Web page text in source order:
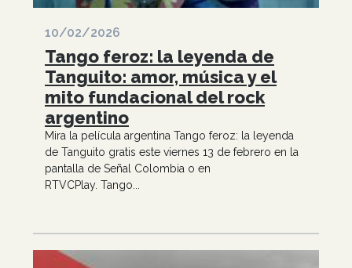
10/02/2026
Tango feroz: la leyenda de
Tanguito: amor, música y el
mito fundacional del rock
argentino
Mira la película argentina Tango feroz: la leyenda
de Tanguito gratis este viernes 13 de febrero en la
pantalla de Señal Colombia o en
RTVCPlay. Tango...